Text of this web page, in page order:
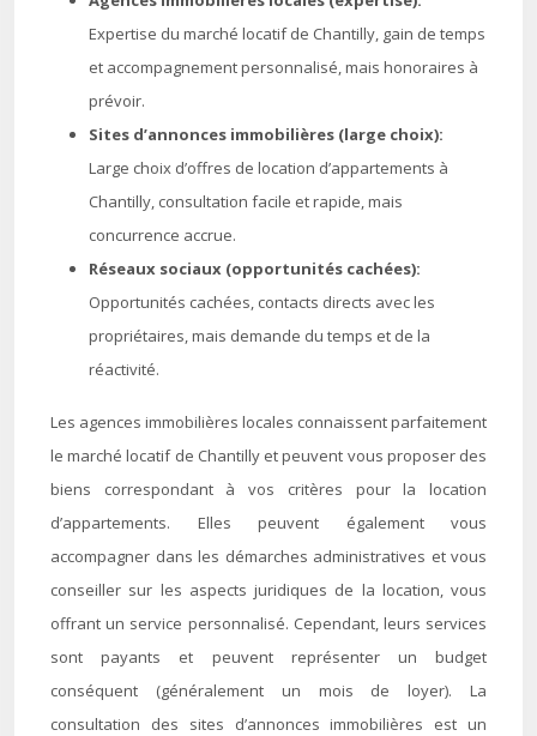
Expertise du marché locatif de Chantilly, gain de temps
et accompagnement personnalisé, mais honoraires à
prévoir.
Sites d’annonces immobilières (large choix):
Large choix d’offres de location d’appartements à
Chantilly, consultation facile et rapide, mais
concurrence accrue.
Réseaux sociaux (opportunités cachées):
Opportunités cachées, contacts directs avec les
propriétaires, mais demande du temps et de la
réactivité.
Les agences immobilières locales connaissent parfaitement
le marché locatif de Chantilly et peuvent vous proposer des
biens correspondant à vos critères pour la location
d’appartements. Elles peuvent également vous
accompagner dans les démarches administratives et vous
conseiller sur les aspects juridiques de la location, vous
offrant un service personnalisé. Cependant, leurs services
sont payants et peuvent représenter un budget
conséquent (généralement un mois de loyer). La
consultation des sites d’annonces immobilières est un